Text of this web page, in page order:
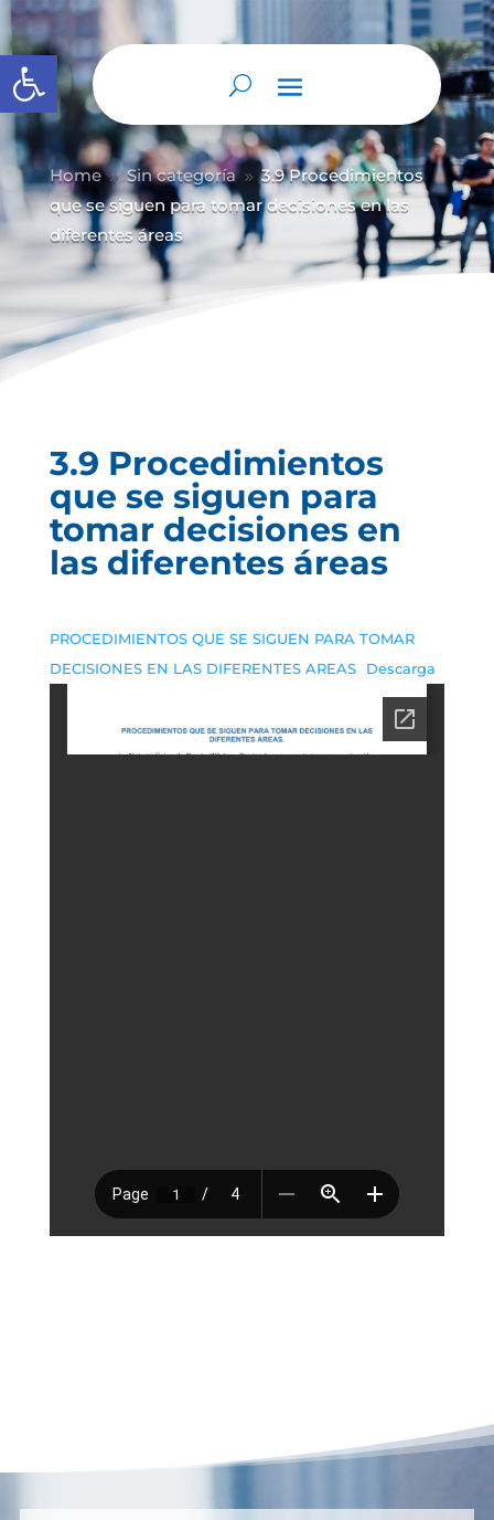
Abrir barra de herramientas
Home 9 Sin categoría 9 3.9 Procedimientos
que se siguen para tomar decisiones en las
diferentes áreas
3.9 Procedimientos
que se siguen para
tomar decisiones en
las diferentes áreas
PROCEDIMIENTOS QUE SE SIGUEN PARA TOMAR
DECISIONES EN LAS DIFERENTES AREAS
Descarga